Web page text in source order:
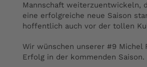
Mannschaft weiterzuentwickeln,
eine erfolgreiche neue Saison
hoffentlich auch vor der tollen
Wir wünschen unserer #9 Michel
Erfolg in der kommenden Saison.